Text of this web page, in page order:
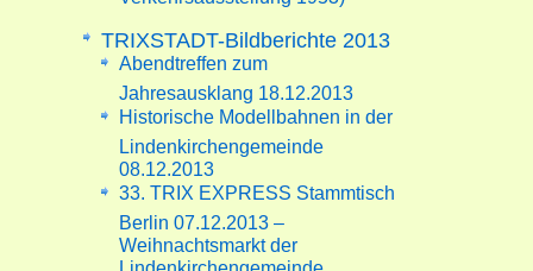
TRIXSTADT-Bildberichte 2013
Abendtreffen zum
Jahresausklang 18.12.2013
Historische Modellbahnen in der
Lindenkirchengemeinde
08.12.2013
33. TRIX EXPRESS Stammtisch
Berlin 07.12.2013 –
Weihnachtsmarkt der
Lindenkirchengemeinde